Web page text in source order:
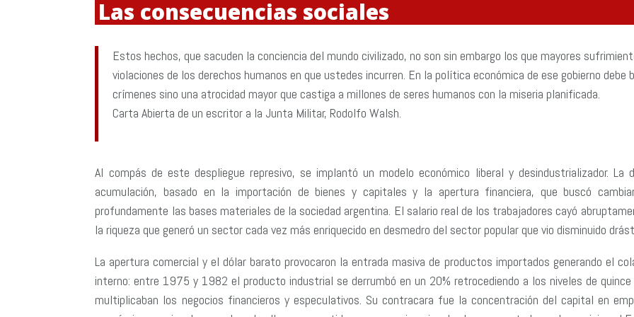
Las consecuencias sociales
Estos hechos, que sacuden la conciencia del mundo civilizado, no son sin embargo los que mayores
violaciones de los derechos humanos en que ustedes incurren. En la política económica de ese gobierno
crímenes sino una atrocidad mayor que castiga a millones de seres humanos con la miseria planificada.
Carta Abierta de un escritor a la Junta Militar, Rodolfo Walsh.
Al compás de este despliegue represivo, se implantó un modelo económico liberal y desindustrializador.
acumulación, basado en la importación de bienes y capitales y la apertura financiera, que buscó
profundamente las bases materiales de la sociedad argentina. El salario real de los trabajadores cayó
la riqueza que generó un sector cada vez más enriquecido en desmedro del sector popular que vio disminuido
La apertura comercial y el dólar barato provocaron la entrada masiva de productos importados generando el
interno: entre 1975 y 1982 el producto industrial se derrumbó en un 20% retrocediendo a los niveles de
multiplicaban los negocios financieros y especulativos. Su contracara fue la concentración del capital en